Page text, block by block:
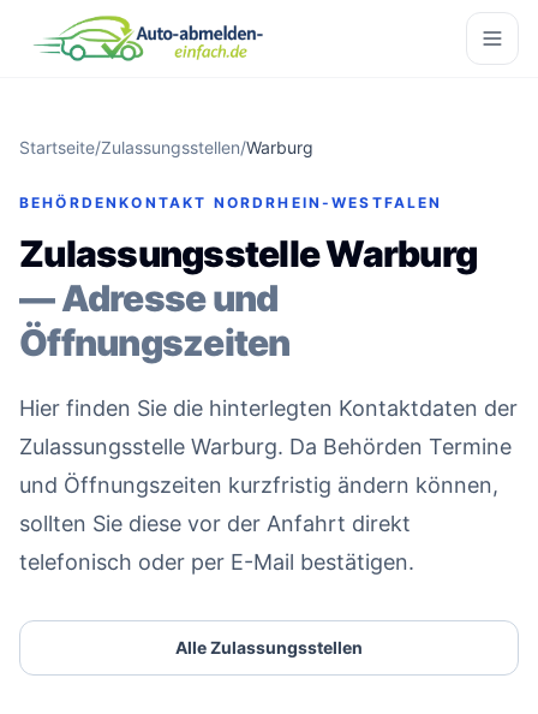
Startseite/Zulassungsstellen/Warburg
BEHÖRDENKONTAKT NORDRHEIN-WESTFALEN
Zulassungsstelle Warburg
— Adresse und
Öffnungszeiten
Hier finden Sie die hinterlegten Kontaktdaten der
Zulassungsstelle Warburg. Da Behörden Termine
und Öffnungszeiten kurzfristig ändern können,
sollten Sie diese vor der Anfahrt direkt
telefonisch oder per E-Mail bestätigen.
Alle Zulassungsstellen